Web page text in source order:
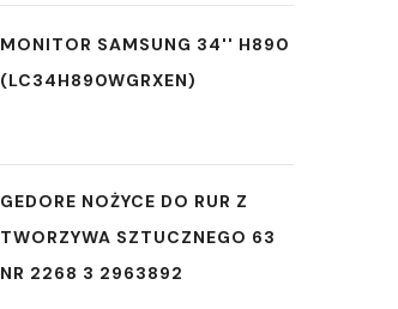
MONITOR SAMSUNG 34'' H890
(LC34H890WGRXEN)
GEDORE NOŻYCE DO RUR Z
TWORZYWA SZTUCZNEGO 63
NR 2268 3 2963892